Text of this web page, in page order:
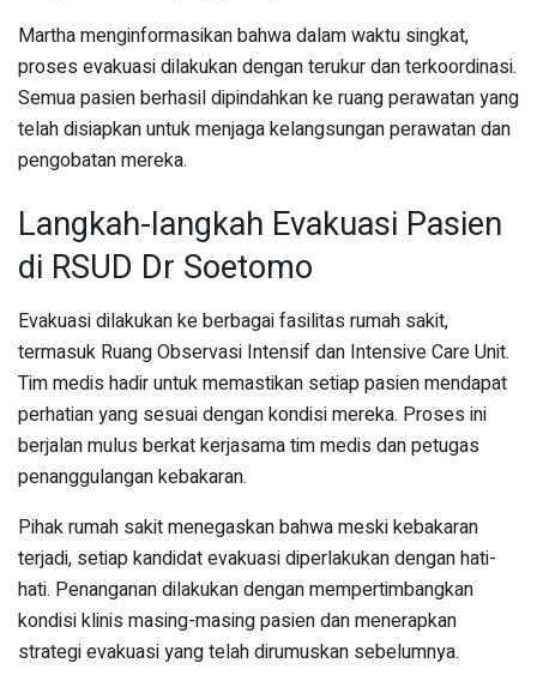
Martha menginformasikan bahwa dalam waktu singkat,
proses evakuasi dilakukan dengan terukur dan terkoordinasi.
Semua pasien berhasil dipindahkan ke ruang perawatan yang
telah disiapkan untuk menjaga kelangsungan perawatan dan
pengobatan mereka.
Langkah-langkah Evakuasi Pasien
di RSUD Dr Soetomo
Evakuasi dilakukan ke berbagai fasilitas rumah sakit,
termasuk Ruang Observasi Intensif dan Intensive Care Unit.
Tim medis hadir untuk memastikan setiap pasien mendapat
perhatian yang sesuai dengan kondisi mereka. Proses ini
berjalan mulus berkat kerjasama tim medis dan petugas
penanggulangan kebakaran.
Pihak rumah sakit menegaskan bahwa meski kebakaran
terjadi, setiap kandidat evakuasi diperlakukan dengan hati-
hati. Penanganan dilakukan dengan mempertimbangkan
kondisi klinis masing-masing pasien dan menerapkan
strategi evakuasi yang telah dirumuskan sebelumnya.